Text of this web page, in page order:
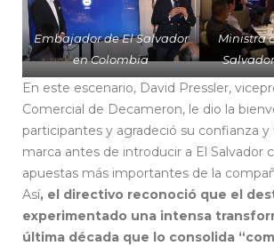
Embajador de El Salvador
en Colombia
Ministra
En este escenario, David Pressler,
Comercial de Decameron, le dio la
participantes y agradeció su confianza y
marca antes de introducir a El Salvador
apuestas más importantes de la
Así, el directivo reconoció que el
experimentado una intensa
última década que lo consolida